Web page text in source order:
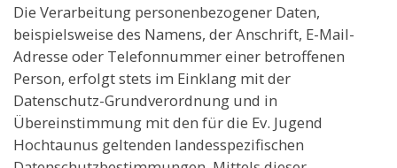
Die Verarbeitung personenbezogener Daten,
beispielsweise des Namens, der Anschrift, E-Mail-
Adresse oder Telefonnummer einer betroffenen
Person, erfolgt stets im Einklang mit der
Datenschutz-Grundverordnung und in
Übereinstimmung mit den für die Ev. Jugend
Hochtaunus geltenden landesspezifischen